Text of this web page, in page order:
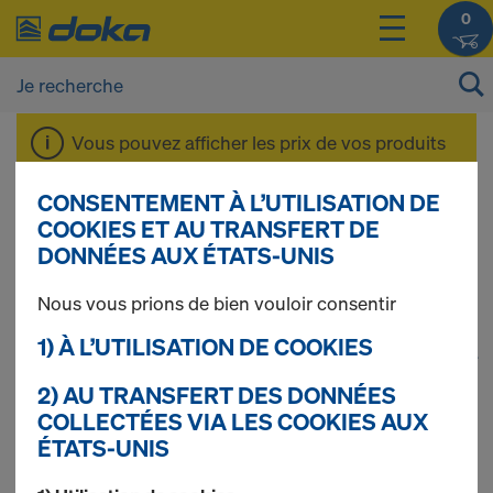
0
Vous pouvez afficher les prix de vos produits
après vous êtreconnecté(e)ouinscrit(e).
Alu-Framax Xlife
89 produits trouvés
Le plus recherché
Crochet de levage Framax
CONSENTEMENT À L’UTILISATION DE
COOKIES ET AU TRANSFERT DE
DONNÉES AUX ÉTATS-UNIS
Nous vous prions de bien vouloir consentir
1) À L’UTILISATION DE COOKIES
2) AU TRANSFERT DES DONNÉES
COLLECTÉES VIA LES COOKIES AUX
ÉTATS-UNIS